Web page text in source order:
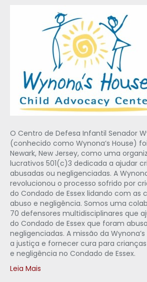
O Centro de Defesa Infantil Senador
(conhecido como Wynona’s House)
Newark, New Jersey, como uma
lucrativos 501(c)3 dedicada a ajudar
abusadas ou negligenciadas. A
revolucionou o processo sofrido por
do Condado de Essex lidando com as
abuso e negligência. Somos uma
70 defensores multidisciplinares que
do Condado de Essex que foram
negligenciadas. A missão da
a justiça e fornecer cura para
e negligência no Condado de Essex.
Leia Mais